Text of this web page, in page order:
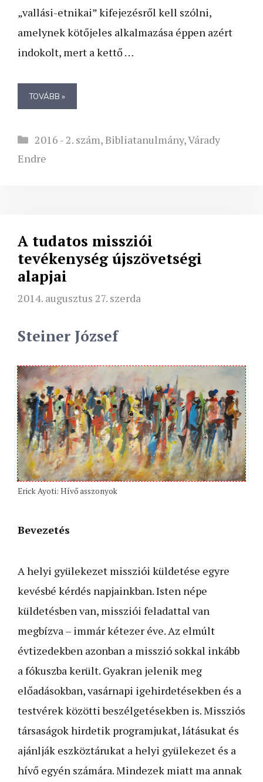
„vallási-etnikai” kifejezésről kell szólni,
amelynek kötőjeles alkalmazása éppen azért
indokolt, mert a kettő …
TOVÁBB »
Kategória
2016 - 2. szám,Bibliatanulmány,Várady
Endre
A tudatos missziói
tevékenység újszövetségi
alapjai
2014. augusztus 27. szerda
Steiner József
Erick Ayoti: Hívő asszonyok
Bevezetés
A helyi gyülekezet missziói küldetése egyre
kevésbé kérdés napjainkban. Isten népe
küldetésben van, missziói feladattal van
megbízva – immár kétezer éve. Az elmúlt
évtizedekben azonban a misszió sokkal inkább
a fókuszba került. Gyakran jelenik meg
előadásokban, vasárnapi igehirdetésekben és a
testvérek közötti beszélgetésekben is. Missziós
társaságok hirdetik programjukat, látásukat és
ajánlják eszköztárukat a helyi gyülekezet és a
hívő egyén számára. Mindezek miatt ma annak